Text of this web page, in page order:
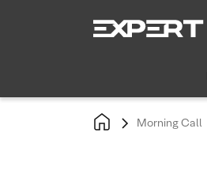
Morning Call